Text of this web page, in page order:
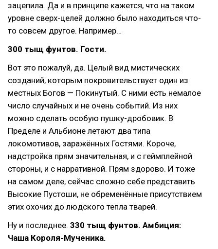
зацепила. Да и в принципе кажется, что на таком
уровне сверх-целей должно было находиться что-
то совсем другое. Например…
300 тыщ фунтов. Гости.
Вот это пожалуй, да. Целый вид мистических
созданий, которым покровительствует один из
местных Богов — Покинутый. С ними есть немалое
число случайных и не очень событий. Из них
можно сделать особую пушку-дробовик. В
Пределе и Альбионе летают два типа
локомотивов, заражённых Гостями. Короче,
надстройка прям значительная, и с геймплейной
стороны, и с нарративной. Прям здорово. И тоже
на самом деле, сейчас сложно себе представить
Высокие Пустоши, не обременённые присутствием
этих охочих до людского тепла тварей.
Ну и последнее. 330 тыщ фунтов. Амбиция:
Чаша Короля-Мученика.